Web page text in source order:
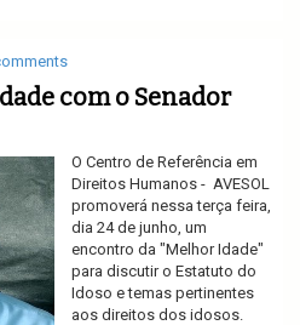
com o Senador
O Centro de Referência em
Direitos Humanos - AVESOL
promoverá nessa terça feira,
dia 24 de junho, um
encontro da "Melhor Idade"
para discutir o Estatuto do
Idoso e temas pertinentes
aos direitos dos idosos.